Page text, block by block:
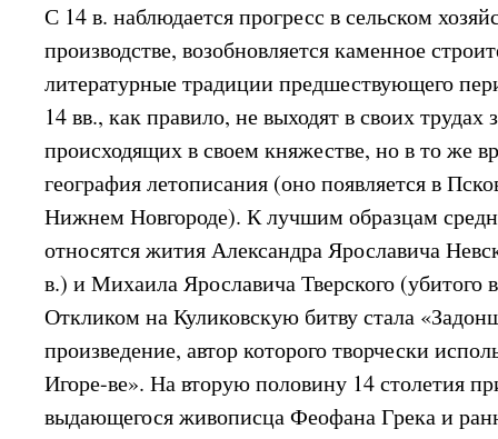
С 14 в. наблюдается прогресс в сельском
производстве, возобновляется каменное
литературные традиции предшествующего
14 вв., как правило, не выходят в своих
происходящих в своем княжестве, но в то же
география летописания (оно появляется в
Нижнем Новгороде). К лучшим образцам
относятся жития Александра Ярославича
в.) и Михаила Ярославича Тверского (убитого
Откликом на Куликовскую битву стала
произведение, автор которого творчески
Игоре-ве». На вторую половину 14 столетия
выдающегося живописца Феофана Грека и